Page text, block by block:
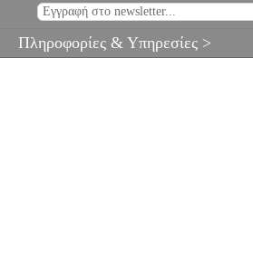
Πληροφορίες & Υπηρεσίες >